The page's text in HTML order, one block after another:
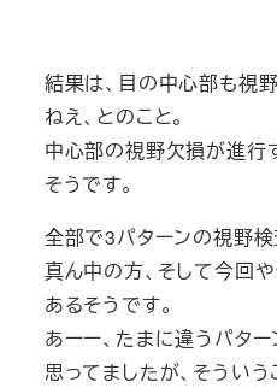
結果は、目の中心部も視
ねえ、とのこと。
中心部の視野欠損が進行
そうです。
全部で3パターンの視野検
真ん中の方、そして今回
あるそうです。
あーー、たまに違うパタ
思ってましたが、そうい